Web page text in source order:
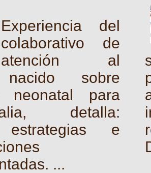
Experiencia del
colaborativo de
atención al
sobre
neonatal para
detalla:
estrategias e
...